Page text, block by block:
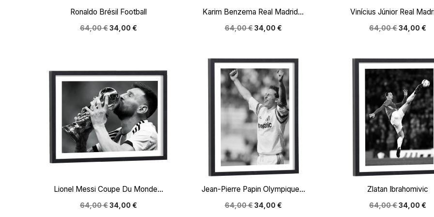
Aperçu rapide
Ronaldo Brésil Football
64,00 €34,00 €
Aperçu rapide
Karim Benzema Real Madrid...
64,00 €34,00 €
 Aperçu rapide
Vinícius Júnior Real
64,00 €34,00 €
Aperçu rapide
Lionel Messi Coupe Du Monde...
64,00 €34,00 €
Aperçu rapide
Jean-Pierre Papin Olympique...
64,00 €34,00 €
Aperçu rapide
Zlatan Ibrahomivic
64,00 €34,00 €